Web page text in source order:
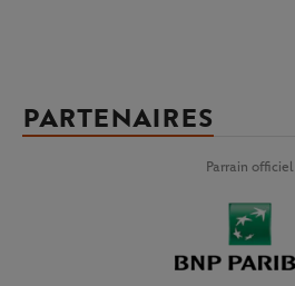
PARTENAIRES
Parrain officiel